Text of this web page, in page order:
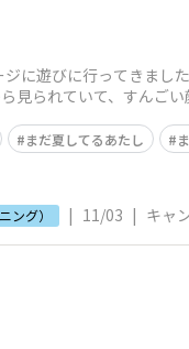
に遊びに行ってきま
られていて、すんご
まだ夏してるあたし
ング） | 11/03 | キャ